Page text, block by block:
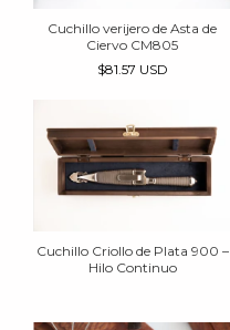
Cuchillo verijero de Asta de
Ciervo CM805
$81.57 USD
Cuchillo Criollo de Plata 900 –
Hilo Continuo